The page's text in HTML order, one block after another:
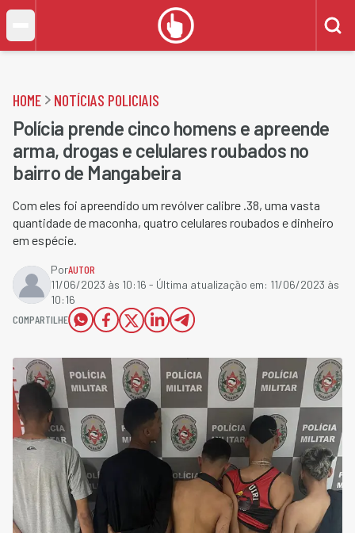
HOME NOTÍCIAS POLICIAIS
Polícia prende cinco homens e apreende
arma, drogas e celulares roubados no
bairro de Mangabeira
Com eles foi apreendido um revólver calibre .38, uma vasta
quantidade de maconha, quatro celulares roubados e dinheiro
em espécie.
PorAUTOR
11/06/2023 às 10:16 - Última atualização em: 11/06/2023 às
10:16
COMPARTILHE